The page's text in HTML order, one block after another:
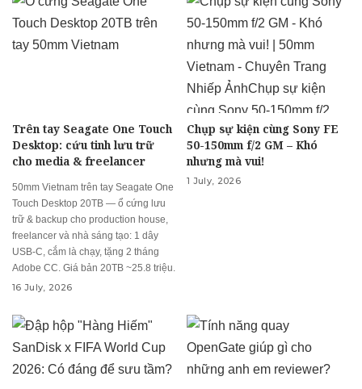
Trên tay Seagate One Touch
Desktop: cứu tinh lưu trữ
cho media & freelancer
50mm Vietnam trên tay Seagate One
Touch Desktop 20TB — ổ cứng lưu
trữ & backup cho production house,
freelancer và nhà sáng tạo: 1 dây
USB-C, cắm là chạy, tặng 2 tháng
Adobe CC. Giá bản 20TB ~25.8 triệu.
16 July, 2026
Chụp sự kiện cùng Sony FE
50-150mm f/2 GM – Khó
nhưng mà vui!
1 July, 2026